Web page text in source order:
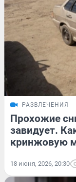
РАЗВЛЕЧЕНИЯ
Прохожие
завидует.
кринжовую
18 июня, 2026, 20:30